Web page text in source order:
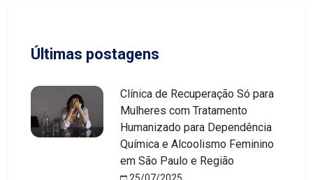
Últimas postagens
Clínica de Recuperação Só para
Mulheres com Tratamento
Humanizado para Dependência
Química e Alcoolismo Feminino
em São Paulo e Região
25/07/2025